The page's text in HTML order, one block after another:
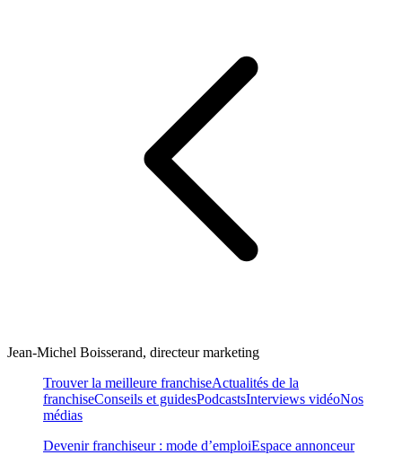
Jean-Michel Boisserand, directeur marketing
Trouver la meilleure franchiseActualités de la
franchiseConseils et guidesPodcastsInterviews vidéoNos
médias
Devenir franchiseur : mode d’emploiEspace annonceur